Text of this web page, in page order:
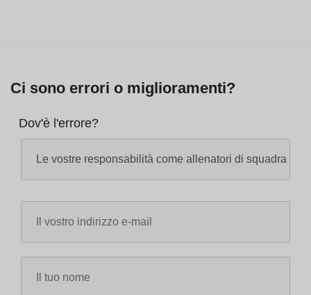
Ci sono errori o miglioramenti?
Dov'è l'errore?